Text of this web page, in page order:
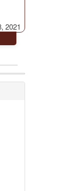
2021